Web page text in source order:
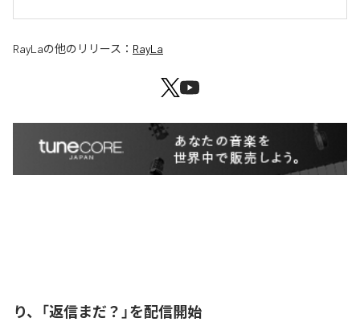
RayLaの他のリリース： RayLa
り、「返信まだ？」を配信開始